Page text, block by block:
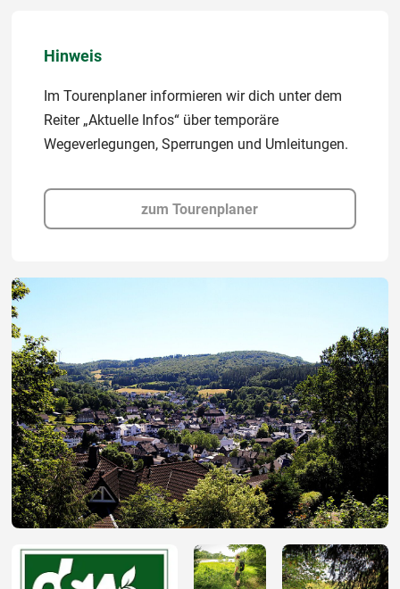
Hinweis
Im Tourenplaner informieren wir dich unter dem
Reiter „Aktuelle Infos“ über temporäre
Wegeverlegungen, Sperrungen und Umleitungen.
zum Tourenplaner